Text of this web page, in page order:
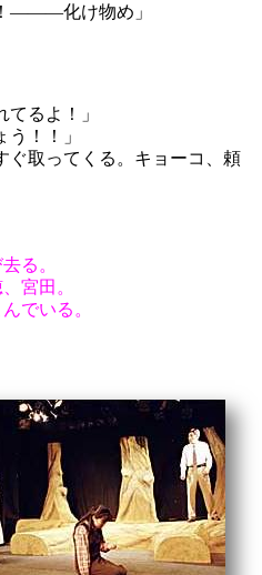
―――化け物め」
てるよ！」
！！」
取ってくる。キョーコ、頼
る。
宮田。
でいる。